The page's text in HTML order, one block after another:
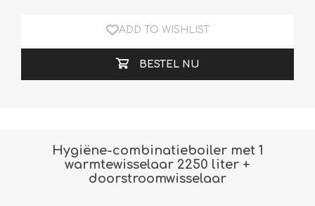
ADD TO WISHLIST
BESTEL NU
Hygiëne-combinatieboiler met 1
warmtewisselaar 2250 liter +
doorstroomwisselaar